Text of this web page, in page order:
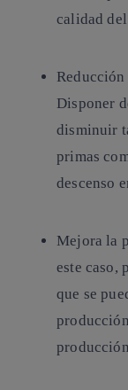
calidad
Reducción
Disponer
disminuir
primas
descenso
Mejora la
este caso,
que se